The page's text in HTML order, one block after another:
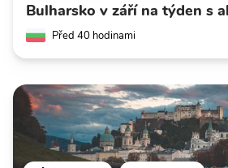
Bulharsko v září na týden s
Před 40 hodinami